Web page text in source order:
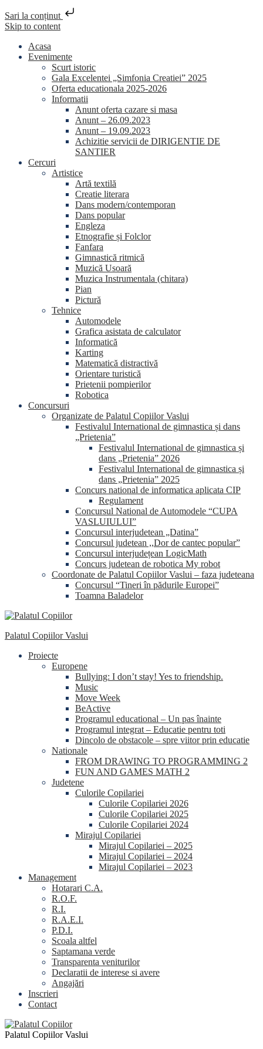
Sari la conținut
Skip to content
Acasa
Evenimente
Scurt istoric
Gala Excelentei „Simfonia Creatiei” 2025
Oferta educationala 2025-2026
Informatii
Anunt oferta cazare si masa
Anunt – 26.09.2023
Anunt – 19.09.2023
Achizitie servicii de DIRIGENTIE DE
SANTIER
Cercuri
Artistice
Artă textilă
Creatie literara
Dans modern/contemporan
Dans popular
Engleza
Etnografie și Folclor
Fanfara
Gimnastică ritmică
Muzică Usoară
Muzica Instrumentala (chitara)
Pian
Pictură
Tehnice
Automodele
Grafica asistata de calculator
Informatică
Karting
Matematică distractivă
Orientare turistică
Prietenii pompierilor
Robotica
Concursuri
Organizate de Palatul Copiilor Vaslui
Festivalul International de gimnastica și dans
„Prietenia”
Festivalul International de gimnastica și
dans „Prietenia” 2026
Festivalul International de gimnastica și
dans „Prietenia” 2025
Concurs national de informatica aplicata CIP
Regulament
Concursul National de Automodele “CUPA
VASLUIULUI”
Concursul interjudetean „Datina”
Concursul judetean ,,Dor de cantec popular”
Concursul interjudețean LogicMath
Concurs judetean de robotica My robot
Coordonate de Palatul Copiilor Vaslui – faza judeteana
Concursul “Tineri în pădurile Europei”
Toamna Baladelor
Palatul Copiilor Vaslui
Proiecte
Europene
Bullying: I don’t stay! Yes to friendship.
Music
Move Week
BeActive
Programul educational – Un pas înainte
Programul integrat – Educatie pentru toti
Dincolo de obstacole – spre viitor prin educatie
Nationale
FROM DRAWING TO PROGRAMMING 2
FUN AND GAMES MATH 2
Judetene
Culorile Copilariei
Culorile Copilariei 2026
Culorile Copilariei 2025
Culorile Copilariei 2024
Mirajul Copilariei
Mirajul Copilariei – 2025
Mirajul Copilariei – 2024
Mirajul Copilariei – 2023
Management
Hotarari C.A.
R.O.F.
R.I.
R.A.E.I.
P.D.I.
Scoala altfel
Saptamana verde
Transparenta veniturilor
Declaratii de interese si avere
Angajări
Inscrieri
Contact
Palatul Copiilor Vaslui